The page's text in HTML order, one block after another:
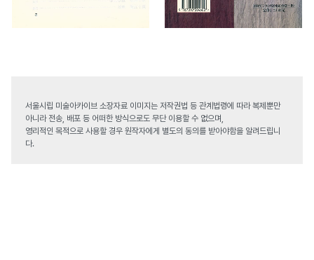
서울시립 미술아카이브 소장자료 이미지는 저작권법 등 관계법령에 따라 복제뿐만
아니라 전송, 배포 등 어떠한 방식으로도 무단 이용할 수 없으며,
영리적인 목적으로 사용할 경우 원작자에게 별도의 동의를 받아야함을 알려드립니
다.